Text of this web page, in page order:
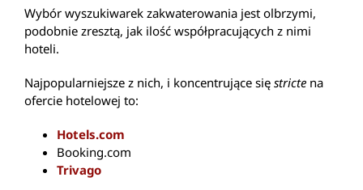
Wybór wyszukiwarek zakwaterowania jest olbrzymi,
podobnie zresztą, jak ilość współpracujących z nimi
hoteli.
Najpopularniejsze z nich, i koncentrujące się stricte na
ofercie hotelowej to:
Hotels.com
Booking.com
Trivago